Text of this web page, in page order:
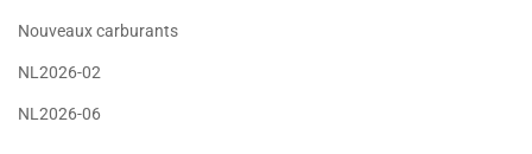
Nouveaux carburants
NL2026-02
NL2026-06